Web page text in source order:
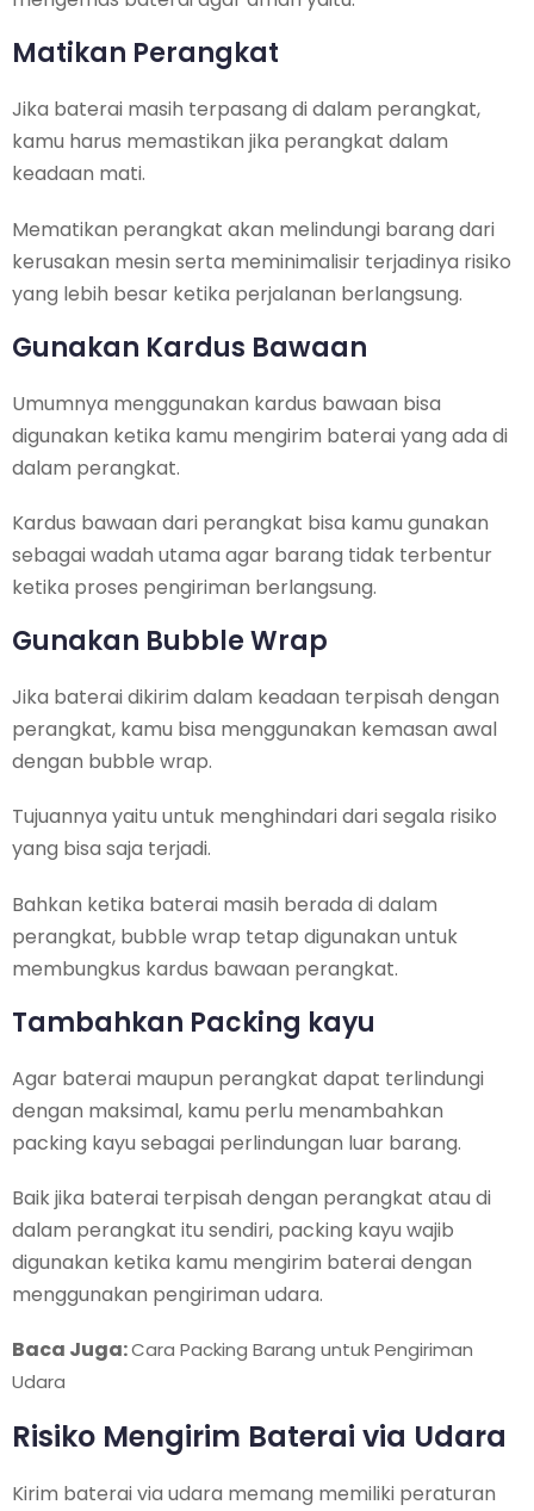
Matikan Perangkat
Jika baterai masih terpasang di dalam perangkat,
kamu harus memastikan jika perangkat dalam
keadaan mati.
Mematikan perangkat akan melindungi barang dari
kerusakan mesin serta meminimalisir terjadinya risiko
yang lebih besar ketika perjalanan berlangsung.
Gunakan Kardus Bawaan
Umumnya menggunakan kardus bawaan bisa
digunakan ketika kamu mengirim baterai yang ada di
dalam perangkat.
Kardus bawaan dari perangkat bisa kamu gunakan
sebagai wadah utama agar barang tidak terbentur
ketika proses pengiriman berlangsung.
Gunakan Bubble Wrap
Jika baterai dikirim dalam keadaan terpisah dengan
perangkat, kamu bisa menggunakan kemasan awal
dengan bubble wrap.
Tujuannya yaitu untuk menghindari dari segala risiko
yang bisa saja terjadi.
Bahkan ketika baterai masih berada di dalam
perangkat, bubble wrap tetap digunakan untuk
membungkus kardus bawaan perangkat.
Tambahkan Packing kayu
Agar baterai maupun perangkat dapat terlindungi
dengan maksimal, kamu perlu menambahkan
packing kayu sebagai perlindungan luar barang.
Baik jika baterai terpisah dengan perangkat atau di
dalam perangkat itu sendiri, packing kayu wajib
digunakan ketika kamu mengirim baterai dengan
menggunakan pengiriman udara.
Baca Juga:Cara Packing Barang untuk Pengiriman
Udara
Risiko Mengirim Baterai via Udara
Kirim baterai via udara memang memiliki peraturan